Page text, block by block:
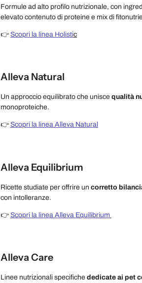
Formule ad alto profilo nutrizionale, con
elevato contenuto di proteine e mix di
👉 Scopri la linea Holistic
Alleva Natural
Un approccio equilibrato che unisce qualità
monoproteiche.
👉 Scopri la linea Alleva Natural
Alleva Equilibrium
Ricette studiate per offrire un corretto
con intolleranze.
👉 Scopri la linea Alleva Equilibrium
Alleva Care
Linee nutrizionali specifiche dedicate ai pet